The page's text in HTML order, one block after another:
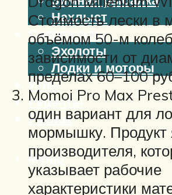
Нахлыст
Снаряжение
Эхолоты
Лодки и моторы
Узлы
Рецепты
Разное
Меню
Стоимость лески в
объёмом 50-м
зависимости от
пределах 60–100
Momoi Pro Max
один вариант для
мормышку. Продукт
производителя,
указывает рабочие
характеристики